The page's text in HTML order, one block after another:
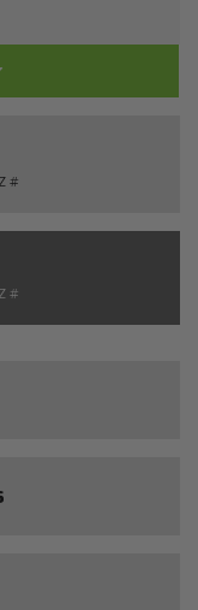
Z #
Z #